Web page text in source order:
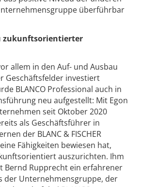
überführbar
zukunftsorientierter
allem in den Auf- und Ausbau
Geschäftsfelder investiert
BLANCO Professional auch in
neu aufgestellt: Mit Egon
seit Oktober 2020
als Geschäftsführer in
der BLANC & FISCHER
Fähigkeiten bewiesen hat,
auszurichten. Ihm
Bernd Rupprecht ein erfahrener
der Unternehmensgruppe, der